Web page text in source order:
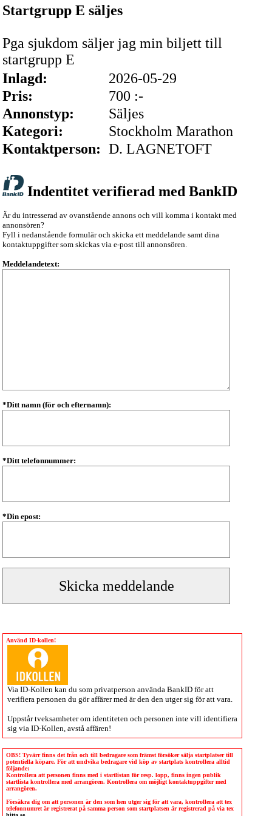
Startgrupp E säljes
Pga sjukdom säljer jag min biljett till
startgrupp E
Inlagd:
2026-05-29
Pris:
700 :-
Annonstyp:
Säljes
Kategori:
Stockholm Marathon
Kontaktperson: D. LAGNETOFT
Indentitet verifierad med BankID
Är du intresserad av ovanstående annons och vill komma i kontakt med
annonsören?
Fyll i nedanstående formulär och skicka ett meddelande samt dina
kontaktuppgifter som skickas via e-post till annonsören.
Meddelandetext:
*Ditt namn (för och efternamn):
*Ditt telefonnummer:
*Din epost:
Använd ID-kollen!
Via ID-Kollen kan du som privatperson använda BankID för att
verifiera personen du gör affärer med är den den utger sig för att vara.
Uppstår tveksamheter om identiteten och personen inte vill identifiera
sig via ID-Kollen , avstå affären!
OBS! Tyvärr finns det från och till bedragare som främst försöker sälja startplatser till
potentiella köpare. För att undvika bedragare vid köp av startplats kontrollera alltid
följande:
Kontrollera att personen finns med i startlistan för resp. lopp, finns ingen publik
startlista kontrollera med arrangören. Kontrollera om möjligt kontaktuppgifter med
arrangören.
Försäkra dig om att personen är den som hen utger sig för att vara, kontrollera att tex
telefonnumret är registrerat på samma person som startplatsen är registrerad på via tex